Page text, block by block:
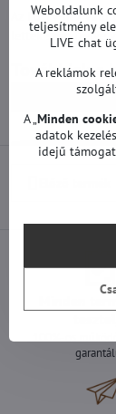
Az LG TV-hez
lettek szervizelve
Továbbiak
Weboldalunk
teljesítmény
LIVE chat
A reklámok
A „ Minden
adatok
idejű